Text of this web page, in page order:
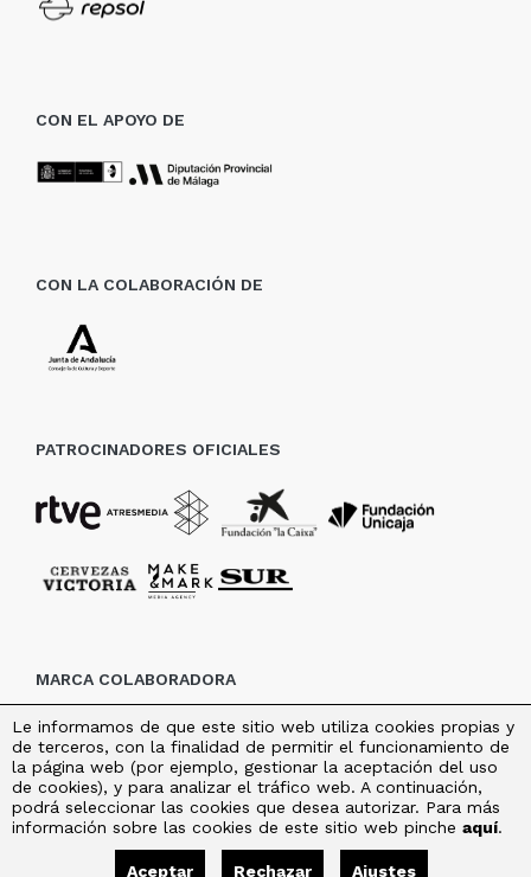
CON EL APOYO DE
CON LA COLABORACIÓN DE
PATROCINADORES OFICIALES
MARCA COLABORADORA
Le informamos de que este sitio web utiliza cookies propias y
de terceros, con la finalidad de permitir el funcionamiento de
la página web (por ejemplo, gestionar la aceptación del uso
de cookies), y para analizar el tráfico web. A continuación,
podrá seleccionar las cookies que desea autorizar. Para más
información sobre las cookies de este sitio web pinche aquí.
Aceptar Rechazar Ajustes